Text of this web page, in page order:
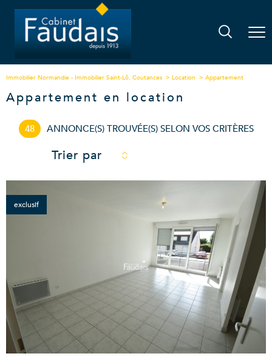
Immobilier Normandie - Immobilier Saint-Lô, Coutances Location Appartement
Appartement en location
48 ANNONCE(S) TROUVÉE(S) SELON VOS CRITÈRES
Trier par
exclusif